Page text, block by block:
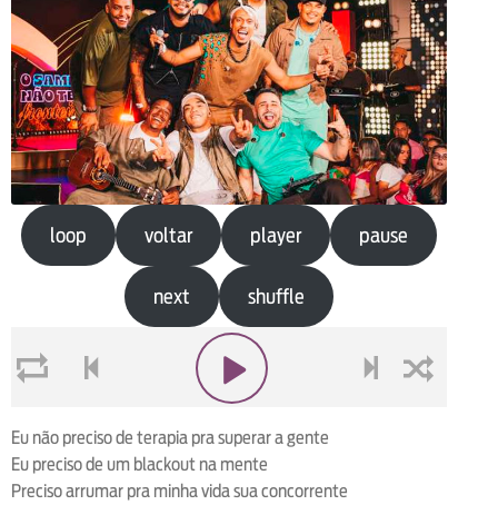
loop voltar player pause
next shuffle
Eu não preciso de terapia pra superar a gente
Eu preciso de um blackout na mente
Preciso arrumar pra minha vida sua concorrente